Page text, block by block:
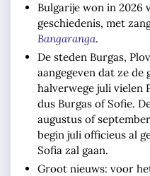
Bulgarije won in 2026
geschiedenis, met
Bangaranga.
De steden Burgas,
aangegeven dat ze
halverwege juli vielen
dus Burgas of Sofie.
augustus of
begin juli officieus al
Sofia zal gaan.
Groot nieuws: voor